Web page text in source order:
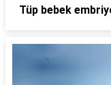
Tüp bebek